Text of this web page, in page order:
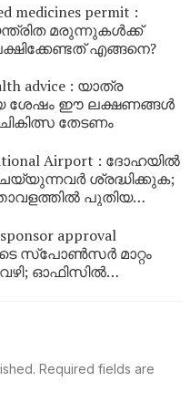
medicines permit :
മരുന്നുകൾക്ക്
എങ്ങനെ?
advice : യാത്ര
ശേഷം ഈ ലക്ഷണങ്ങൾ
തേടണം
Airport : ദോഹയിൽ
ശ്രദ്ധിക്കുക;
പുതിയ
approval
സ്പോൺസർ മാറ്റം
ഓഫിസിൽ
Required fields are